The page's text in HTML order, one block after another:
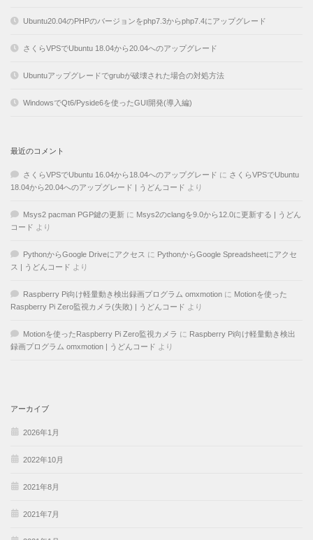
Ubuntu20.04のPHPのバージョンをphp7.3からphp7.4にアップグレード
さくらVPSでUbuntu 18.04から20.04へのアップグレード
Ubuntuアップグレードでgrubが破壊された場合の対処方法
WindowsでQt6/Pyside6を使ったGUI開発(導入編)
最近のコメント
さくらVPSでUbuntu 16.04から18.04へのアップグレード に さくらVPSでUbuntu
18.04から20.04へのアップグレード | うどんコード より
Msys2 pacman PGP鍵の更新 に Msys2のclangを9.0から12.0に更新する | うどん
コード より
PythonからGoogle Driveにアクセス に PythonからGoogle Spreadsheetにアクセ
ス | うどんコード より
Raspberry Pi向け軽量動き検出録画プログラム omxmotion に Motionを使った
Raspberry Pi Zero監視カメラ(失敗) | うどんコード より
Motionを使ったRaspberry Pi Zero監視カメラ に Raspberry Pi向け軽量動き検出
録画プログラム omxmotion | うどんコード より
アーカイブ
2026年1月
2022年10月
2021年8月
2021年7月